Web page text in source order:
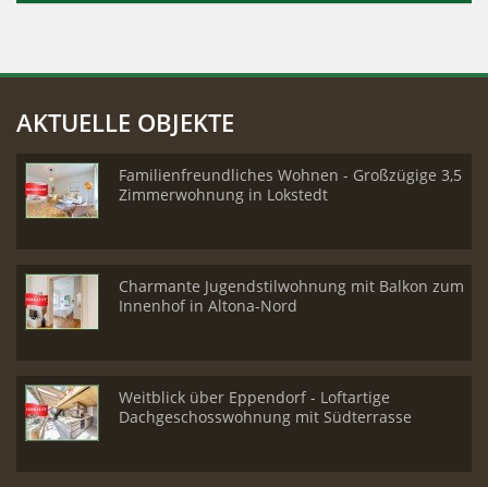
AKTUELLE OBJEKTE
Familienfreundliches Wohnen - Großzügige 3,5
Zimmerwohnung in Lokstedt
Charmante Jugendstilwohnung mit Balkon zum
Innenhof in Altona-Nord
Weitblick über Eppendorf - Loftartige
Dachgeschosswohnung mit Südterrasse